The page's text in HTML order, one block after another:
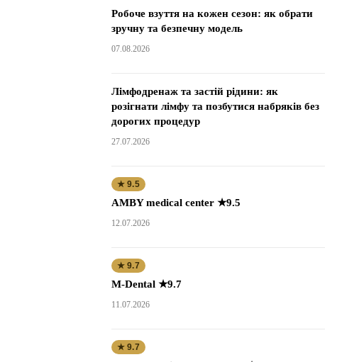
Робоче взуття на кожен сезон: як обрати
зручну та безпечну модель
07.08.2026
Лімфодренаж та застій рідини: як
розігнати лімфу та позбутися набряків без
дорогих процедур
27.07.2026
★ 9.5
AMBY medical center ★9.5
12.07.2026
★ 9.7
M-Dental ★9.7
11.07.2026
★ 9.7